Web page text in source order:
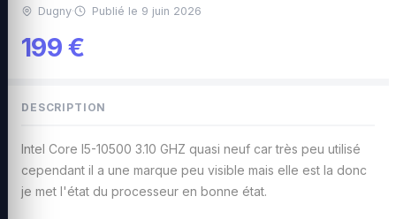
DESCRIPTION
Intel Core I5-10500 3.10 GHZ quasi neuf car très peu utilisé
cependant il a une marque peu visible mais elle est la donc
je met l'état du processeur en bonne état.
Dugny· Publié le 9 juin 2026
199 €